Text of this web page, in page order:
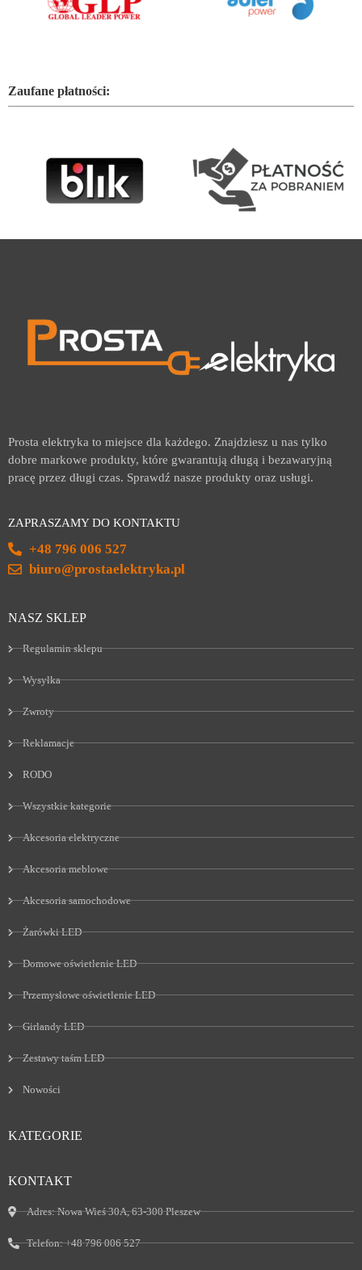
Zaufane płatności:
Prosta elektryka to miejsce dla każdego. Znajdziesz u nas tylko
dobre markowe produkty, które gwarantują długą i bezawaryjną
pracę przez długi czas. Sprawdź nasze produkty oraz usługi.
ZAPRASZAMY DO KONTAKTU
+48 796 006 527
biuro@prostaelektryka.pl
NASZ SKLEP
Regulamin sklepu
Wysyłka
Zwroty
Reklamacje
RODO
Wszystkie kategorie
Akcesoria elektryczne
Akcesoria meblowe
Akcesoria samochodowe
Żarówki LED
Domowe oświetlenie LED
Przemysłowe oświetlenie LED
Girlandy LED
Zestawy taśm LED
Nowości
KATEGORIE
KONTAKT
Adres:Nowa Wieś 30A, 63-300 Pleszew
Telefon:+48 796 006 527